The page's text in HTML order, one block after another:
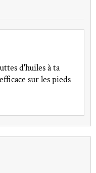
d'huiles à ta
sur les pieds